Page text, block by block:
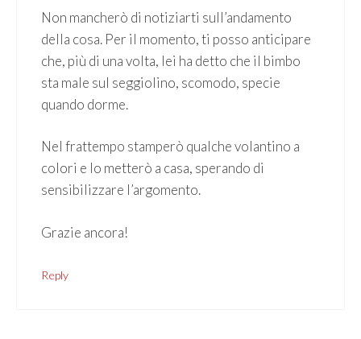
Non mancherò di notiziarti sull’andamento
della cosa. Per il momento, ti posso anticipare
che, più di una volta, lei ha detto che il bimbo
sta male sul seggiolino, scomodo, specie
quando dorme.
Nel frattempo stamperò qualche volantino a
colori e lo metterò a casa, sperando di
sensibilizzare l’argomento.
Grazie ancora!
Reply